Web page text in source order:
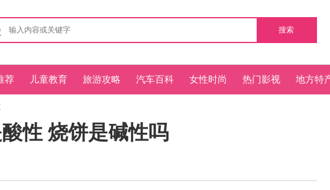
搜索
荐 儿童教育 旅游攻略 汽车百科 女性时尚 热门影视 地方特
性 烧饼是碱性吗